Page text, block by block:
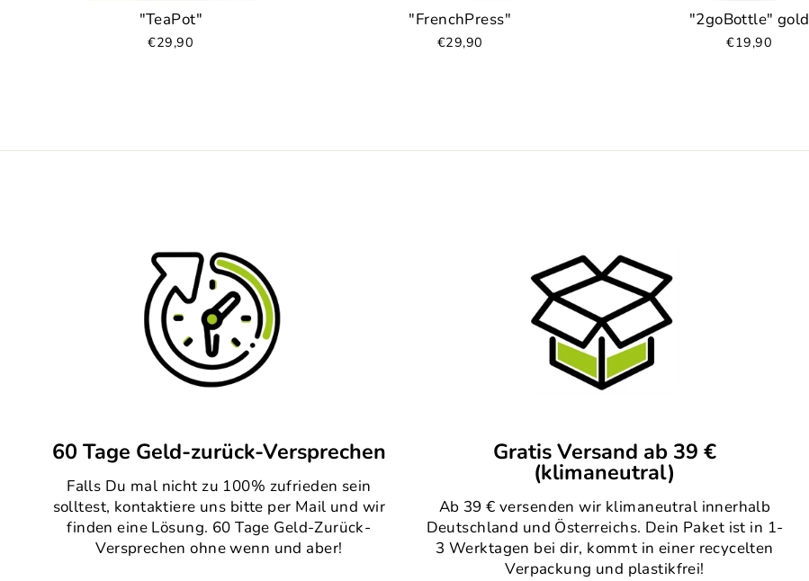
"TeaPot"
€29,90
"FrenchPress"
€29,90
"2goBottle" gold
€19,90
60 Tage Geld-zurück-Versprechen
Falls Du mal nicht zu 100% zufrieden sein
solltest, kontaktiere uns bitte per Mail und wir
finden eine Lösung. 60 Tage Geld-Zurück-
Versprechen ohne wenn und aber!
Gratis Versand ab 39 €
(klimaneutral)
Ab 39 € versenden wir klimaneutral innerhalb
Deutschland und Österreichs. Dein Paket ist in 1-
3 Werktagen bei dir, kommt in einer recycelten
Verpackung und plastikfrei!